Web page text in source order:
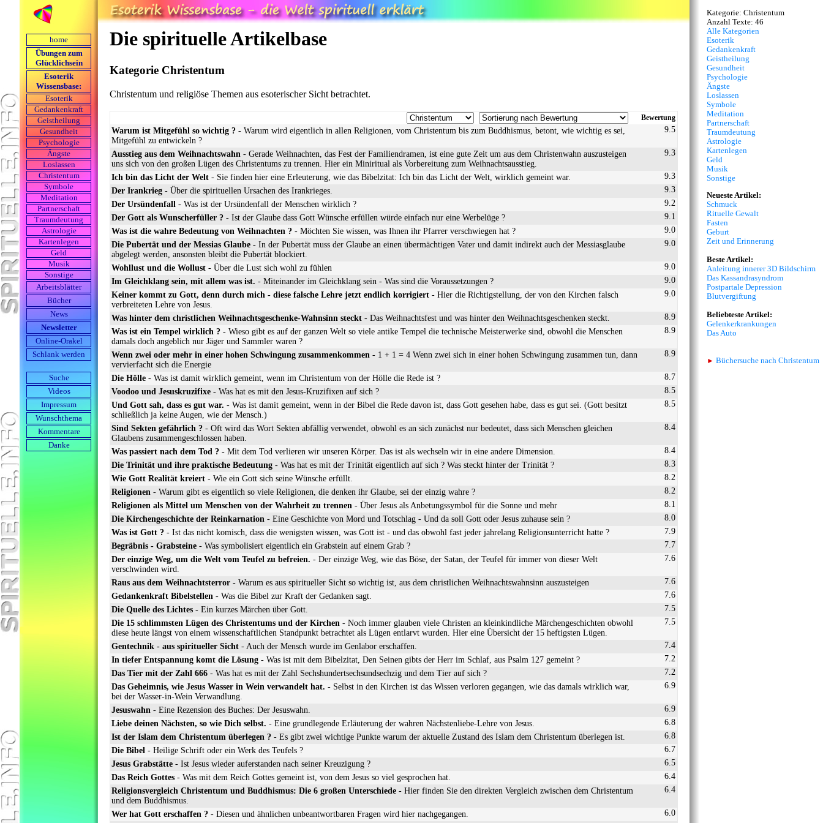
home
Übungen zum
Glücklichsein
Esoterik
Wissensbase:
Esoterik
Gedankenkraft
Geistheilung
Gesundheit
Psychologie
Ängste
Loslassen
Christentum
Symbole
Meditation
Partnerschaft
Traumdeutung
Astrologie
Kartenlegen
Geld
Musik
Sonstige
Arbeits­blätter
Bücher
News
Newsletter
Online-Orakel
Schlank werden
Suche
Videos
Impressum
Wunschthema
Kommentare
Danke
Die spirituelle Artikelbase
Kategorie Christentum
Christentum und religiöse Themen aus esoterischer Sicht betrachtet.
Bewertung
Warum ist Mitgefühl so wichtig ? - Warum wird eigentlich in allen Religionen, vom Christentum bis zum Buddhismus, betont, wie wichtig es sei,
Mitgefühl zu entwickeln ?
9.5
Ausstieg aus dem Weihnachtswahn - Gerade Weihnachten, das Fest der Familiendramen, ist eine gute Zeit um aus dem Christenwahn auszusteigen
uns sich von den großen Lügen des Christentums zu trennen. Hier ein Miniritual als Vorbereitung zum Weihnachtsausstieg.
9.3
Ich bin das Licht der Welt - Sie finden hier eine Erleuterung, wie das Bibelzitat: Ich bin das Licht der Welt, wirklich gemeint war.
9.3
Der Irankrieg - Über die spirituellen Ursachen des Irankrieges.
9.3
Der Ursündenfall - Was ist der Ursündenfall der Menschen wirklich ?
9.2
Der Gott als Wunscherfüller ? - Ist der Glaube dass Gott Wünsche erfüllen würde einfach nur eine Werbelüge ?
9.1
Was ist die wahre Bedeutung von Weihnachten ? - Möchten Sie wissen, was Ihnen ihr Pfarrer verschwiegen hat ?
9.0
Die Pubertät und der Messias Glaube - In der Pubertät muss der Glaube an einen übermächtigen Vater und damit indirekt auch der Messiasglaube
abgelegt werden, ansonsten bleibt die Pubertät blockiert.
9.0
Wohllust und die Wollust - Über die Lust sich wohl zu fühlen
9.0
Im Gleichklang sein, mit allem was ist. - Miteinander im Gleichklang sein - Was sind die Voraussetzungen ?
9.0
Keiner kommt zu Gott, denn durch mich - diese falsche Lehre jetzt endlich korrigiert - Hier die Richtigstellung, der von den Kirchen falsch
verbreiteten Lehre von Jesus.
9.0
Was hinter dem christlichen Weihnachtsgeschenke-Wahnsinn steckt - Das Weihnachtsfest und was hinter den Weihnachtsgeschenken steckt.
8.9
Was ist ein Tempel wirklich ? - Wieso gibt es auf der ganzen Welt so viele antike Tempel die technische Meisterwerke sind, obwohl die Menschen
damals doch angeblich nur Jäger und Sammler waren ?
8.9
Wenn zwei oder mehr in einer hohen Schwingung zusammenkommen - 1 + 1 = 4 Wenn zwei sich in einer hohen Schwingung zusammen tun, dann
vervierfacht sich die Energie
8.9
Die Hölle - Was ist damit wirklich gemeint, wenn im Christentum von der Hölle die Rede ist ?
8.7
Voodoo und Jesuskruzifixe - Was hat es mit den Jesus-Kruzifixen auf sich ?
8.5
Und Gott sah, dass es gut war. - Was ist damit gemeint, wenn in der Bibel die Rede davon ist, dass Gott gesehen habe, dass es gut sei. (Gott besitzt
schließlich ja keine Augen, wie der Mensch.)
8.5
Sind Sekten gefährlich ? - Oft wird das Wort Sekten abfällig verwendet, obwohl es an sich zunächst nur bedeutet, dass sich Menschen gleichen
Glaubens zusammengeschlossen haben.
8.4
Was passiert nach dem Tod ? - Mit dem Tod verlieren wir unseren Körper. Das ist als wechseln wir in eine andere Dimension.
8.4
Die Trinität und ihre praktische Bedeutung - Was hat es mit der Trinität eigentlich auf sich ? Was steckt hinter der Trinität ?
8.3
Wie Gott Realität kreiert - Wie ein Gott sich seine Wünsche erfüllt.
8.2
Religionen - Warum gibt es eigentlich so viele Religionen, die denken ihr Glaube, sei der einzig wahre ?
8.2
Religionen als Mittel um Menschen von der Wahrheit zu trennen - Über Jesus als Anbetungssymbol für die Sonne und mehr
8.1
Die Kirchengeschichte der Reinkarnation - Eine Geschichte von Mord und Totschlag - Und da soll Gott oder Jesus zuhause sein ?
8.0
Was ist Gott ? - Ist das nicht komisch, dass die wenigsten wissen, was Gott ist - und das obwohl fast jeder jahrelang Religionsunterricht hatte ?
7.9
Begräbnis - Grabsteine - Was symbolisiert eigentlich ein Grabstein auf einem Grab ?
7.7
Der einzige Weg, um die Welt vom Teufel zu befreien. - Der einzige Weg, wie das Böse, der Satan, der Teufel für immer von dieser Welt
verschwinden wird.
7.6
Raus aus dem Weihnachtsterror - Warum es aus spiritueller Sicht so wichtig ist, aus dem christlichen Weihnachtswahnsinn auszusteigen
7.6
Gedankenkraft Bibelstellen - Was die Bibel zur Kraft der Gedanken sagt.
7.6
Die Quelle des Lichtes - Ein kurzes Märchen über Gott.
7.5
Die 15 schlimmsten Lügen des Christentums und der Kirchen - Noch immer glauben viele Christen an kleinkindliche Märchengeschichten obwohl
diese heute längst von einem wissenschaftlichen Standpunkt betrachtet als Lügen entlarvt wurden. Hier eine Übersicht der 15 heftigsten Lügen.
7.5
Gentechnik - aus spiritueller Sicht - Auch der Mensch wurde im Genlabor erschaffen.
7.4
In tiefer Entspannung komt die Lösung - Was ist mit dem Bibelzitat, Den Seinen gibts der Herr im Schlaf, aus Psalm 127 gemeint ?
7.2
Das Tier mit der Zahl 666 - Was hat es mit der Zahl Sechshundertsechsundsechzig und dem Tier auf sich ?
7.2
Das Geheimnis, wie Jesus Wasser in Wein verwandelt hat. - Selbst in den Kirchen ist das Wissen verloren gegangen, wie das damals wirklich war,
bei der Wasser-in-Wein Verwandlung.
6.9
Jesuswahn - Eine Rezension des Buches: Der Jesuswahn.
6.9
Liebe deinen Nächsten, so wie Dich selbst. - Eine grundlegende Erläuterung der wahren Nächstenliebe-Lehre von Jesus.
6.8
Ist der Islam dem Christentum überlegen ? - Es gibt zwei wichtige Punkte warum der aktuelle Zustand des Islam dem Christentum überlegen ist.
6.8
Die Bibel - Heilige Schrift oder ein Werk des Teufels ?
6.7
Jesus Grabstätte - Ist Jesus wieder auferstanden nach seiner Kreuzigung ?
6.5
Das Reich Gottes - Was mit dem Reich Gottes gemeint ist, von dem Jesus so viel gesprochen hat.
6.4
Religionsvergleich Christentum und Buddhismus: Die 6 großen Unterschiede - Hier finden Sie den direkten Vergleich zwischen dem Christentum
und dem Buddhismus.
6.4
Wer hat Gott erschaffen ? - Diesen und ähnlichen unbeantwortbaren Fragen wird hier nachgegangen.
6.0
Kategorie: Christentum
Anzahl Texte: 46
Alle Kategorien
Esoterik
Gedankenkraft
Geistheilung
Gesundheit
Psychologie
Ängste
Loslassen
Symbole
Meditation
Partnerschaft
Traumdeutung
Astrologie
Kartenlegen
Geld
Musik
Sonstige
Neueste Artikel:
Schmuck
Rituelle Gewalt
Fasten
Geburt
Zeit und Erinnerung
Beste Artikel:
Anleitung innerer 3D Bildschirm
Das Kassandrasyndrom
Postpartale Depression
Blutvergiftung
Beliebteste Artikel:
Gelenkerkrankungen
Das Auto
► Büchersuche nach Christentum